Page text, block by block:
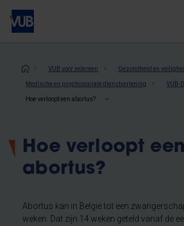
Overslaan
naar
inhoudKruimelpad
VUB voor iedereen Gezondheid en
Medische en psychosociale dienstverlening VUB-
Hoe verloopt een abortus?
Hoe verloopt een
abortus?
Abortus kan in België tot een
weken. Dat zijn 14 weken geteld vanaf de